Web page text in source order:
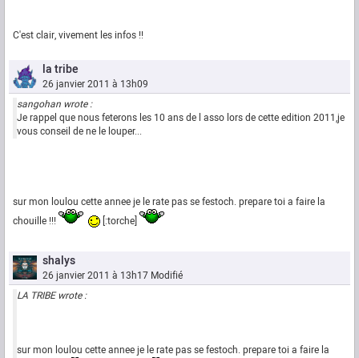
C'est clair, vivement les infos !!
la tribe
26 janvier 2011 à 13h09
sangohan wrote :
Je rappel que nous feterons les 10 ans de l asso lors de cette edition 2011,je
vous conseil de ne le louper...
sur mon loulou cette annee je le rate pas se festoch. prepare toi a faire la
chouille !!!
[:torche]
shalys
26 janvier 2011 à 13h17 Modifié
LA TRIBE wrote :
sur mon loulou cette annee je le rate pas se festoch. prepare toi a faire la